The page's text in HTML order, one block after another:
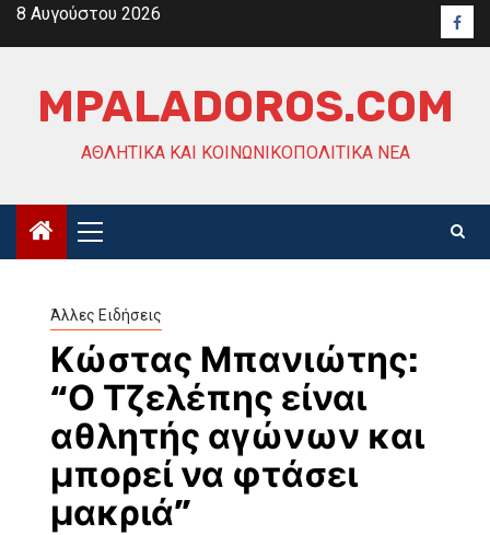
Skip8 Αυγούστου 2026
MPALADOROS.COM
ΑΘΛΗΤΙΚΆ ΚΑΙ ΚΟΙΝΩΝΙΚΟΠΟΛΙΤΙΚΆ ΝΈΑ
Primary
Menu
Άλλες Ειδήσεις
Κώστας Μπανιώτης:
“Ο Τζελέπης είναι
αθλητής αγώνων και
μπορεί να φτάσει
μακριά”